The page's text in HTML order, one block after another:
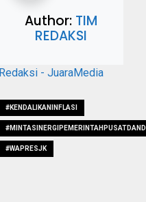
Author: TIM
REDAKSI
Redaksi - JuaraMedia
#KENDALIKANINFLASI
#WAPRESJK